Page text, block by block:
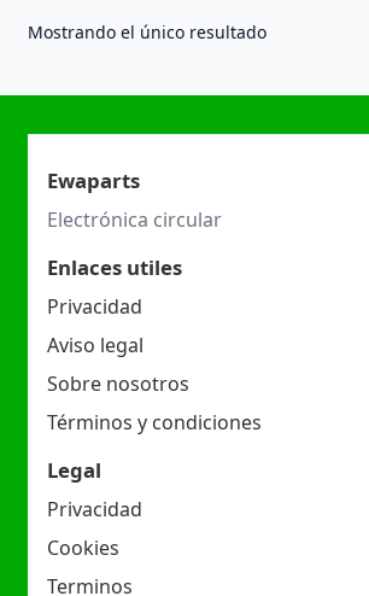
Mostrando el único resultado
Ewaparts
Electrónica circular
Enlaces utiles
Privacidad
Aviso legal
Sobre nosotros
Términos y condiciones
Legal
Privacidad
Cookies
Terminos